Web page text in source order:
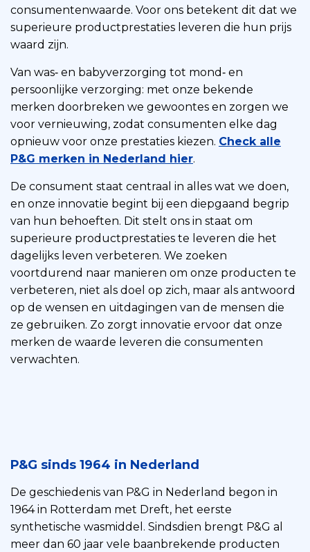
consumentenwaarde. Voor ons betekent dit dat we
superieure productprestaties leveren die hun prijs
waard zijn.
Van was‑ en babyverzorging tot mond‑ en
persoonlijke verzorging: met onze bekende
merken doorbreken we gewoontes en zorgen we
voor vernieuwing, zodat consumenten elke dag
opnieuw voor onze prestaties kiezen. Check alle
P&G merken in Nederland hier.
De consument staat centraal in alles wat we doen,
en onze innovatie begint bij een diepgaand begrip
van hun behoeften. Dit stelt ons in staat om
superieure productprestaties te leveren die het
dagelijks leven verbeteren. We zoeken
voortdurend naar manieren om onze producten te
verbeteren, niet als doel op zich, maar als antwoord
op de wensen en uitdagingen van de mensen die
ze gebruiken. Zo zorgt innovatie ervoor dat onze
merken de waarde leveren die consumenten
verwachten.
P&G sinds 1964 in Nederland
De geschiedenis van P&G in Nederland begon in
1964 in Rotterdam met Dreft, het eerste
synthetische wasmiddel. Sindsdien brengt P&G al
meer dan 60 jaar vele baanbrekende producten